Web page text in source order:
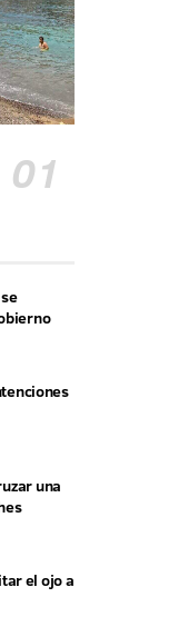
una
el ojo a